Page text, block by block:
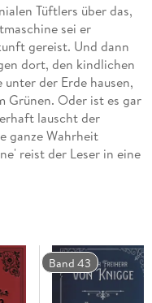
Tüftlers über das,
sei er
gereist. Und dann
dort, den kindlichen
der Erde hausen,
Grünen. Oder ist es gar
lauscht der
ganze Wahrheit
reist der Leser in eine
der Science-
des Steampunk
Band 43